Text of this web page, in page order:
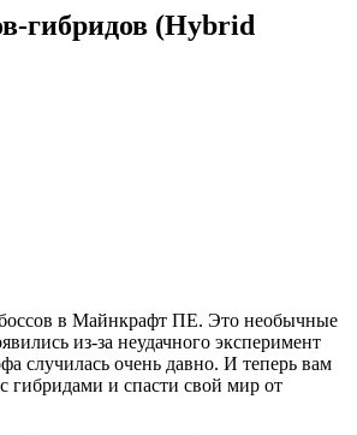
гибридов (Hybrid
в Майнкрафт ПЕ. Это необычные
из-за неудачного эксперимент
случилась очень давно. И теперь вам
с гибридами и спасти свой мир от